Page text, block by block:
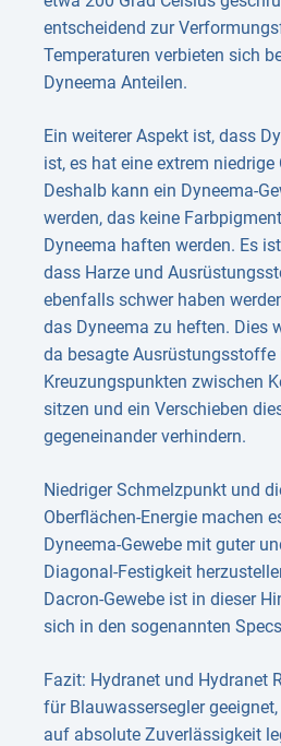
entscheidend zur
Temperaturen verbieten sich
Dyneema Anteilen.
Ein weiterer Aspekt ist, dass
ist, es hat eine extrem niedrige
Deshalb kann ein Dyneema-
werden, das keine
Dyneema haften werden. Es
dass Harze und
ebenfalls schwer haben
das Dyneema zu heften. Dies
da besagte
Kreuzungspunkten zwischen
sitzen und ein Verschieben
gegeneinander verhindern.
Niedriger Schmelzpunkt und
Oberflächen-Energie machen
Dyneema-Gewebe mit guter
Diagonal-Festigkeit
Dacron-Gewebe ist in dieser
sich in den sogenannten
Fazit: Hydranet und Hydranet
für Blauwassersegler
auf absolute Zuverlässigkeit